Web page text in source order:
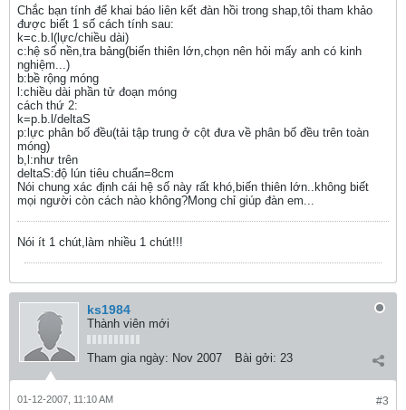
Chắc bạn tính để khai báo liên kết đàn hồi trong shap,tôi tham khảo
được biết 1 số cách tính sau:
k=c.b.l(lực/chiều dài)
c:hệ số nền,tra bảng(biến thiên lớn,chọn nên hỏi mấy anh có kinh
nghiệm...)
b:bề rộng móng
l:chiều dài phần tử đoạn móng
cách thứ 2:
k=p.b.l/deltaS
p:lực phân bố đều(tải tập trung ở cột đưa về phân bố đều trên toàn
móng)
b,l:như trên
deltaS:độ lún tiêu chuẩn=8cm
Nói chung xác định cái hệ số này rất khó,biến thiên lớn..không biết
mọi người còn cách nào không?Mong chỉ giúp đàn em...
Nói ít 1 chút,làm nhiều 1 chút!!!
ks1984
Thành viên mới
Tham gia ngày: Nov 2007 Bài gởi: 23
#3
01-12-2007, 11:10 AM